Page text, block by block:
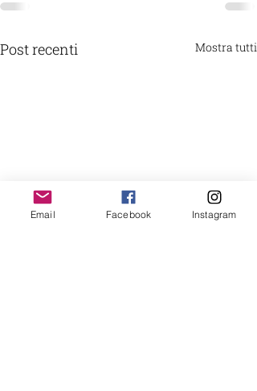
Post recenti Mostra tutti
Email Facebook Instagram